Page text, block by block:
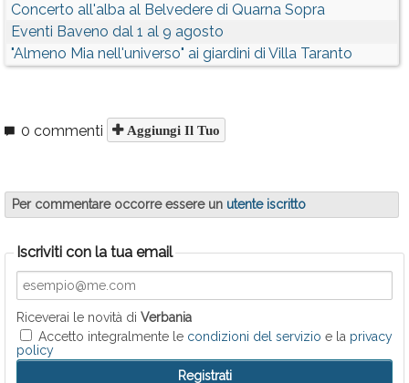
Concerto all'alba al Belvedere di Quarna Sopra
Eventi Baveno dal 1 al 9 agosto
"Almeno Mia nell'universo" ai giardini di Villa Taranto
0 commenti Aggiungi Il Tuo
Per commentare occorre essere un utente iscritto
Iscriviti con la tua email
Riceverai le novità di Verbania
Accetto integralmente le condizioni del servizio e la privacy
policy